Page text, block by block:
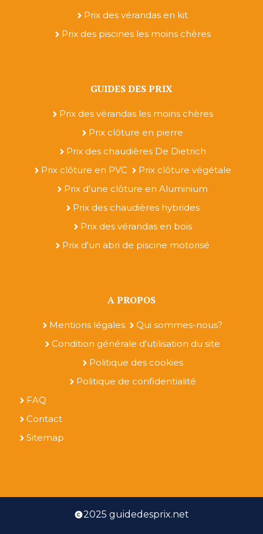
Prix des vérandas en kit
Prix des piscines les moins chères
GUIDES DES PRIX
Prix des vérandas les moins chères
Prix clôture en pierre
Prix des chaudières De Dietrich
Prix clôture en PVC
Prix clôture végétale
Prix d'une clôture en Aluminium
Prix des chaudières hybrides
Prix des vérandas en bois
Prix d'un abri de piscine motorisé
A PROPOS
Mentions légales
Qui sommes-nous?
Condition générale d'utilisation du site
Politique des cookies
Politique de confidentialité
FAQ
Contact
Sitemap
2025 guidedesprix.net